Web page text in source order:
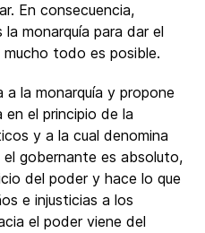
En consecuencia,
monarquía para dar el
todo es posible.
a la monarquía y propone
en el principio de la
y a la cual denomina
el gobernante es absoluto,
del poder y hace lo que
e injusticias a los
el poder viene del